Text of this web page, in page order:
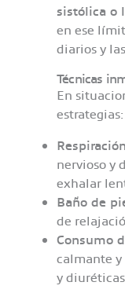
sistólica o
en ese
diarios y
Técnicas
En
estrategias:​
nervioso y
exhalar
Baño de
de
Consumo
calmante
y